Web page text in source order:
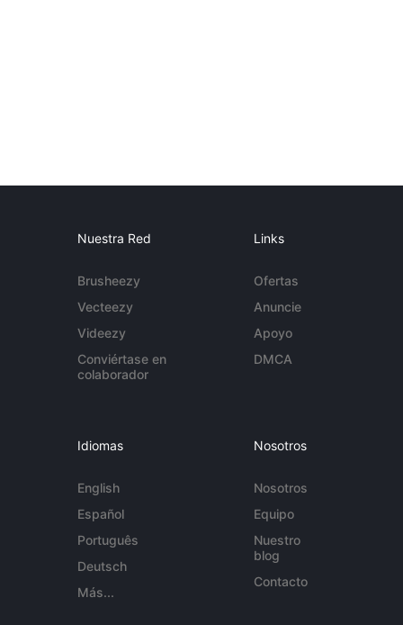
Nuestra Red
Brusheezy
Vecteezy
Videezy
Conviértase en
colaborador
Links
Ofertas
Anuncie
Apoyo
DMCA
Idiomas
English
Español
Português
Deutsch
Más...
Nosotros
Nosotros
Equipo
Nuestro
blog
Contacto